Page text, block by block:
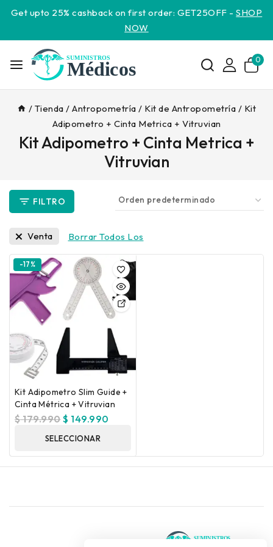
Get upto 25% cashback on first order: GET25OFF -SHOP
NOW
0
/ Tienda / Antropometría / Kit de Antropometría / Kit
Adipometro + Cinta Metrica + Vitruvian
Kit Adipometro + Cinta Metrica +
Vitruvian
FILTRO
Venta Borrar Todos Los
-17%
Kit Adipometro Slim Guide +
Cinta Métrica + Vitruvian
$179.990$ 149.990
SELECCIONAR
OPCIONES